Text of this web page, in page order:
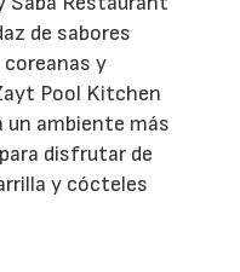
de sabores
y
Pool Kitchen
un ambiente más
disfrutar de
y cócteles